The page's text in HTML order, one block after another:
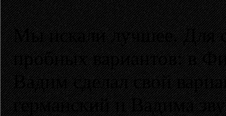
Мы искали лучшее. Для
пробных вариантов: в
Вадим сделал свой
германский и Вадима